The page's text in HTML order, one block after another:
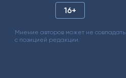
16+
Мнение авторов может не совпадать
с позицией редакции.